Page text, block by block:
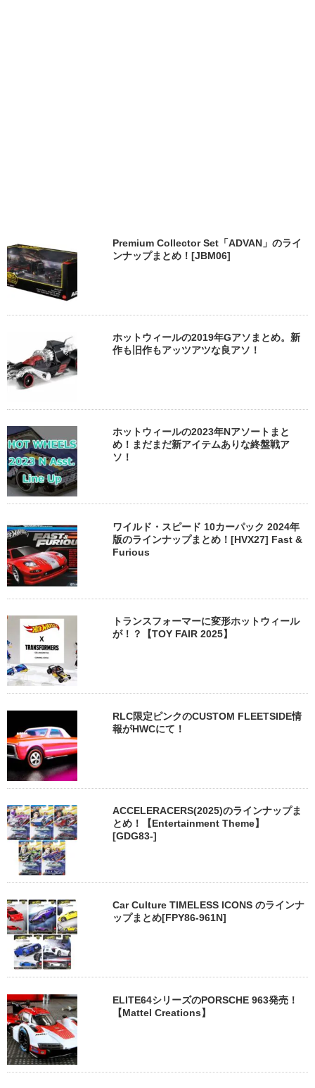
Premium Collector Set「ADVAN」のライ
ンナップまとめ！[JBM06]
ホットウィールの2019年Gアソまとめ。新
作も旧作もアッツアツな良アソ！
ホットウィールの2023年Nアソートまと
め！まだまだ新アイテムありな終盤戦ア
ソ！
ワイルド・スピード 10カーパック 2024年
版のラインナップまとめ！[HVX27] Fast &
Furious
トランスフォーマーに変形ホットウィール
が！？【TOY FAIR 2025】
RLC限定ピンクのCUSTOM FLEETSIDE情
報がHWCにて！
ACCELERACERS(2025)のラインナップま
とめ！【Entertainment Theme】
[GDG83-]
Car Culture TIMELESS ICONS のラインナ
ップまとめ[FPY86-961N]
ELITE64シリーズのPORSCHE 963発売！
【Mattel Creations】